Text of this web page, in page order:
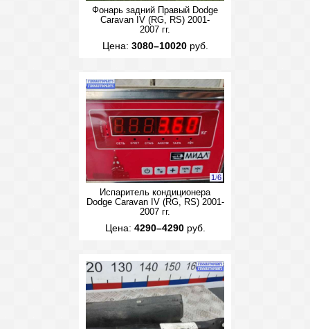
Фонарь задний Правый Dodge
Caravan IV (RG, RS) 2001-
2007 гг.
Цена: 3080–10020руб.
1/6
Испаритель кондиционера
Dodge Caravan IV (RG, RS) 2001-
2007 гг.
Цена: 4290–4290руб.